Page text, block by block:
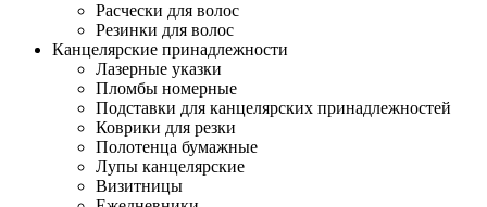
Расчески для волос
Резинки для волос
Канцелярские принадлежности
Лазерные указки
Пломбы номерные
Подставки для канцелярских принадлежностей
Коврики для резки
Полотенца бумажные
Лупы канцелярские
Визитницы